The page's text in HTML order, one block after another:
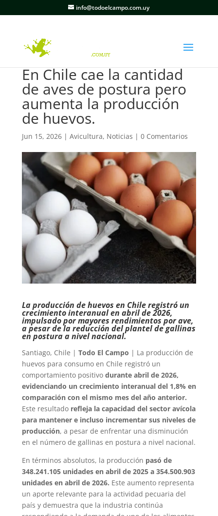
info@todoelcampo.com.uy
En Chile cae la cantidad
de aves de postura pero
aumenta la producción
de huevos.
Jun 15, 2026| Avicultura, Noticias | 0 Comentarios
La producción de huevos en Chile registró un
crecimiento interanual en abril de 2026,
impulsado por mayores rendimientos por ave,
a pesar de la reducción del plantel de gallinas
en postura a nivel nacional.
Santiago, Chile | Todo El Campo | La producción de
huevos para consumo en Chile registró un
comportamiento positivo durante abril de 2026,
evidenciando un crecimiento interanual del 1,8% en
comparación con el mismo mes del año anterior.
Este resultado refleja la capacidad del sector avícola
para mantener e incluso incrementar sus niveles de
producción, a pesar de enfrentar una disminución
en el número de gallinas en postura a nivel nacional.
En términos absolutos, la producción pasó de
348.241.105 unidades en abril de 2025 a 354.500.903
unidades en abril de 2026. Este aumento representa
un aporte relevante para la actividad pecuaria del
país y demuestra que la industria continúa